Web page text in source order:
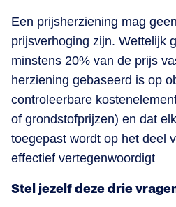
Een prijsherziening mag
prijsverhoging zijn. Wettelijk
minstens 20% van de prijs
herziening gebaseerd is op
controleerbare
of grondstofprijzen) en dat
toegepast wordt op het deel
effectief vertegenwoordigt
Stel jezelf deze drie